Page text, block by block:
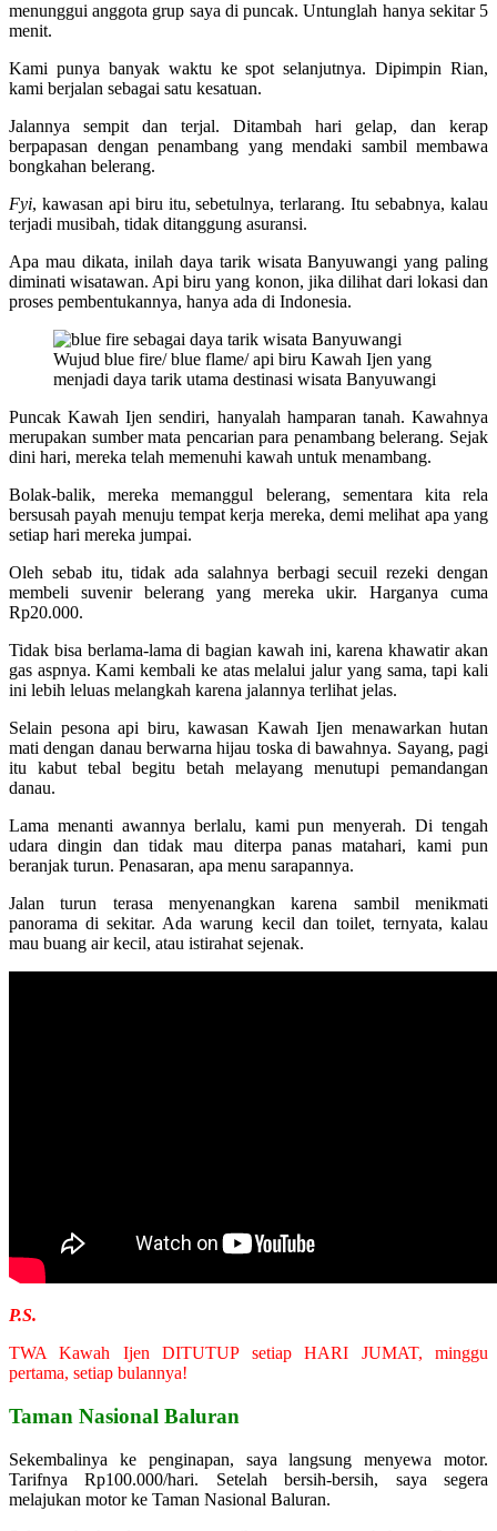
menunggui anggota grup saya di puncak. Untunglah hanya sekitar 5
menit.
Kami punya banyak waktu ke spot selanjutnya. Dipimpin Rian,
kami berjalan sebagai satu kesatuan.
Jalannya sempit dan terjal. Ditambah hari gelap, dan kerap
berpapasan dengan penambang yang mendaki sambil membawa
bongkahan belerang.
Fyi, kawasan api biru itu, sebetulnya, terlarang. Itu sebabnya, kalau
terjadi musibah, tidak ditanggung asuransi.
Apa mau dikata, inilah daya tarik wisata Banyuwangi yang paling
diminati wisatawan. Api biru yang konon, jika dilihat dari lokasi dan
proses pembentukannya, hanya ada di Indonesia.
Wujud blue fire/ blue flame/ api biru Kawah Ijen yang
menjadi daya tarik utama destinasi wisata Banyuwangi
Puncak Kawah Ijen sendiri, hanyalah hamparan tanah. Kawahnya
merupakan sumber mata pencarian para penambang belerang. Sejak
dini hari, mereka telah memenuhi kawah untuk menambang.
Bolak-balik, mereka memanggul belerang, sementara kita rela
bersusah payah menuju tempat kerja mereka, demi melihat apa yang
setiap hari mereka jumpai.
Oleh sebab itu, tidak ada salahnya berbagi secuil rezeki dengan
membeli suvenir belerang yang mereka ukir. Harganya cuma
Rp20.000.
Tidak bisa berlama-lama di bagian kawah ini, karena khawatir akan
gas aspnya. Kami kembali ke atas melalui jalur yang sama, tapi kali
ini lebih leluas melangkah karena jalannya terlihat jelas.
Selain pesona api biru, kawasan Kawah Ijen menawarkan hutan
mati dengan danau berwarna hijau toska di bawahnya. Sayang, pagi
itu kabut tebal begitu betah melayang menutupi pemandangan
danau.
Lama menanti awannya berlalu, kami pun menyerah. Di tengah
udara dingin dan tidak mau diterpa panas matahari, kami pun
beranjak turun. Penasaran, apa menu sarapannya.
Jalan turun terasa menyenangkan karena sambil menikmati
panorama di sekitar. Ada warung kecil dan toilet, ternyata, kalau
mau buang air kecil, atau istirahat sejenak.
P.S.
TWA Kawah Ijen DITUTUP setiap HARI JUMAT, minggu
pertama, setiap bulannya!
Taman Nasional Baluran
Sekembalinya ke penginapan, saya langsung menyewa motor.
Tarifnya Rp100.000/hari. Setelah bersih-bersih, saya segera
melajukan motor ke Taman Nasional Baluran.